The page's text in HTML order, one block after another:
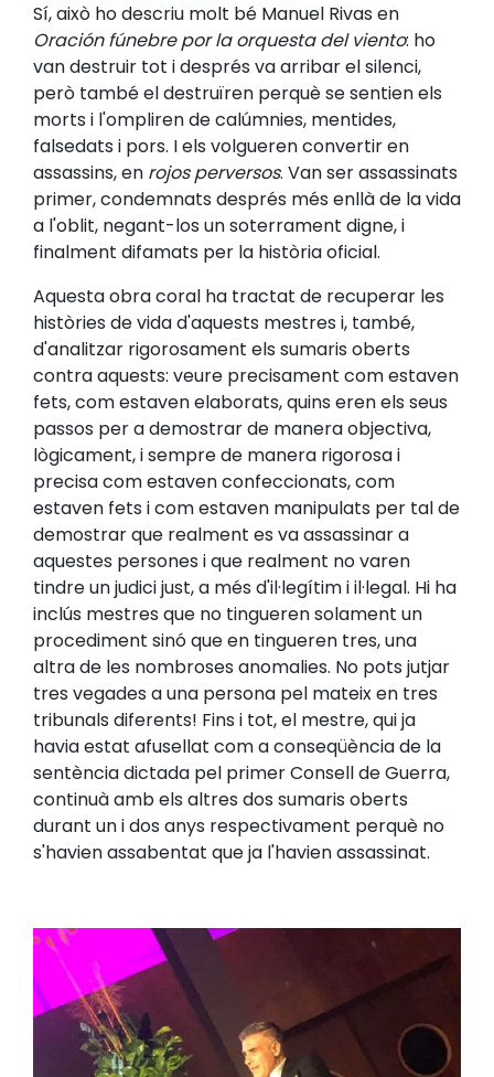
Sí, això ho descriu molt bé Manuel Rivas en
Oración fúnebre por la orquesta del viento: ho
van destruir tot i després va arribar el silenci,
però també el destruïren perquè se sentien els
morts i l'ompliren de calúmnies, mentides,
falsedats i pors. I els volgueren convertir en
assassins, en rojos perversos. Van ser assassinats
primer, condemnats després més enllà de la vida
a l'oblit, negant-los un soterrament digne, i
finalment difamats per la història oficial.
Aquesta obra coral ha tractat de recuperar les
històries de vida d'aquests mestres i, també,
d'analitzar rigorosament els sumaris oberts
contra aquests: veure precisament com estaven
fets, com estaven elaborats, quins eren els seus
passos per a demostrar de manera objectiva,
lògicament, i sempre de manera rigorosa i
precisa com estaven confeccionats, com
estaven fets i com estaven manipulats per tal de
demostrar que realment es va assassinar a
aquestes persones i que realment no varen
tindre un judici just, a més d'il·legítim i il·legal. Hi ha
inclús mestres que no tingueren solament un
procediment sinó que en tingueren tres, una
altra de les nombroses anomalies. No pots jutjar
tres vegades a una persona pel mateix en tres
tribunals diferents! Fins i tot, el mestre, qui ja
havia estat afusellat com a conseqüència de la
sentència dictada pel primer Consell de Guerra,
continuà amb els altres dos sumaris oberts
durant un i dos anys respectivament perquè no
s'havien assabentat que ja l'havien assassinat.